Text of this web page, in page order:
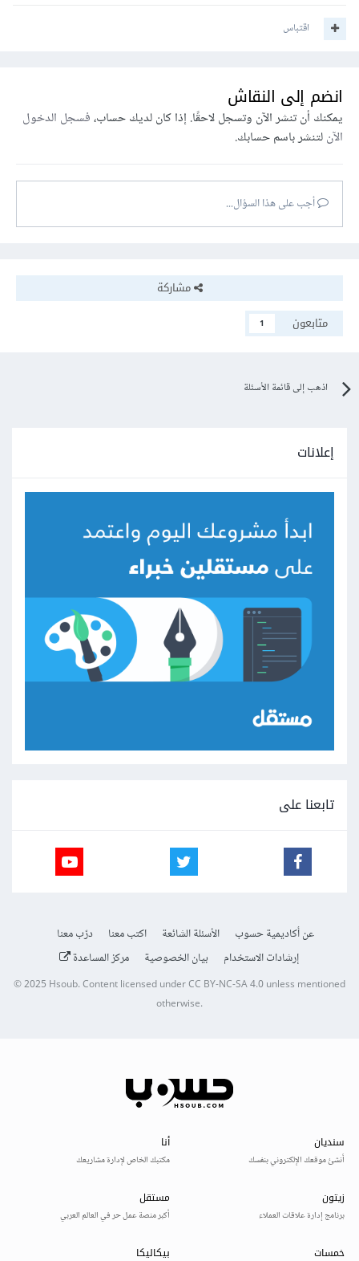
اقتباس
انضم إلى النقاش
يمكنك أن تنشر الآن وتسجل لاحقًا. إذا كان لديك حساب،فسجل الدخول
الآنلتنشر باسم حسابك.
أجب على هذا السؤال...
مشاركة
متابعون
1
اذهب إلى قائمة الأسئلة
إعلانات
تابعنا على
عن أكاديمية حسوب الأسئلة الشائعة اكتب معنا
درّب معنا
إرشادات الاستخدام
بيان الخصوصية مركز المساعدة
© 2025Hsoub.Content licensed underCC BY-NC-SA 4.0unless mentioned
otherwise.